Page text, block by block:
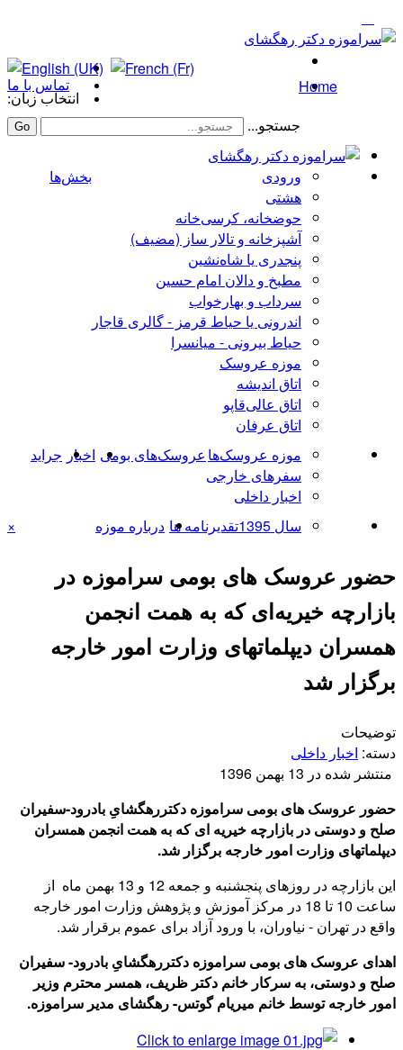
تماس با ما
انتخاب زبان:
جستجو... Go
بخش‌ها
ورودی
هشتی
حوضخانه، کرسی‌خانه
آشپزخانه و تالار ساز (مضیف)
پنجدری یا شاه‌نشین
مطبخ و دالان امام حسین
سرداب و بهارخواب
اندرونی یا حیاط قرمز - گالری قاجار
حیاط بیرونی - میانسرا
موزه عروسک
اتاق اندیشه
اتاق عالی‌قاپو
اتاق عرفان
عروسک‌های بومی موزه عروسک‌ها
سفرهای خارجی
اخبار داخلی
اخبار جراید
تقدیرنامه ها سال 1395 درباره موزه ×
حضور عروسک های بومی سراموزه در
بازارچه خیریه‌ای که به همت انجمن
همسران دیپلماتهای وزارت امور خارجه
برگزار شد
توضیحات
دسته: اخبار داخلی
منتشر شده در 13 بهمن 1396
حضور عروسک های بومی سراموزه دکتررهگشایِ بادرود-سفیران
صلح و دوستی در بازارچه خیریه ای که به همت انجمن همسران
دیپلماتهای وزارت امور خارجه برگزار شد.
این بازارچه در روزهای پنجشنبه و جمعه 12 و 13 بهمن ماه از
ساعت 10 تا 18 در مرکز آموزش و پژوهش وزارت امور خارجه
واقع در تهران - نیاوران، با ورود آزاد برای عموم برقرار شد.
اهدای عروسک های بومی سراموزه دکتررهگشایِ بادرود- سفیران
صلح و دوستی، به سرکار خانم دکتر ظریف، همسر محترم وزیر
امور خارجه توسط خانم میریام گوتس- رهگشای مدیر سراموزه.
Home